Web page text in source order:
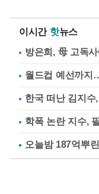
이시간 핫뉴스
방은희, 母 고독
월드컵 예선까지
한국 떠난 김지
학폭 논란 지수,